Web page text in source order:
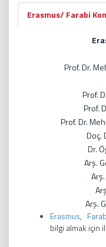
Erasmus/ Farabi
Prof. Dr.
Prof.
Prof.
Prof. Dr.
Doç.
Dr.
Arş.
Arş.
Erasmus,
bilgi almak için